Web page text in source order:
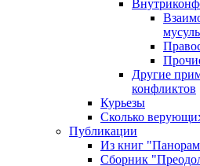
Другие
конфликтов
Курьезы
Сколько
Публикации
Из книг
Сборник